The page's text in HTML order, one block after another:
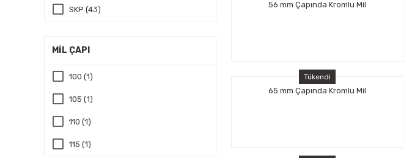
SKP (43)
MİL ÇAPI
100 (1)
105 (1)
110 (1)
115 (1)
56 mm Çapında Kromlu Mil
Tükendi
65 mm Çapında Kromlu Mil